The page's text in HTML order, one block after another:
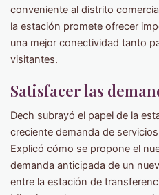
conveniente al distrito
la estación promete ofrecer
una mejor conectividad tanto
visitantes.
Satisfacer las
Dech subrayó el papel de la
creciente demanda de
Explicó cómo se propone el
demanda anticipada de un
entre la estación de